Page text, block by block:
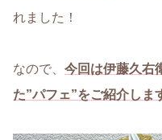
れました！
なので、 今回は伊藤久右
た”パフェ”をご紹介しま